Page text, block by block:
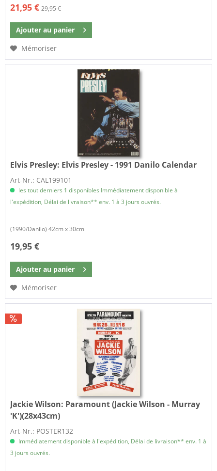
21,95 € 29,95 €
Ajouter au panier
Mémoriser
Elvis Presley: Elvis Presley - 1991 Danilo Calendar
Art-Nr.: CAL199101
les tout derniers 1 disponibles Immédiatement disponible à
l'expédition, Délai de livraison** env. 1 à 3 jours ouvrés.
(1990/Danilo) 42cm x 30cm
19,95 €
Ajouter au panier
Mémoriser
Jackie Wilson: Paramount (Jackie Wilson - Murray
'K')(28x43cm)
Art-Nr.: POSTER132
Immédiatement disponible à l'expédition, Délai de livraison** env. 1 à
3 jours ouvrés.